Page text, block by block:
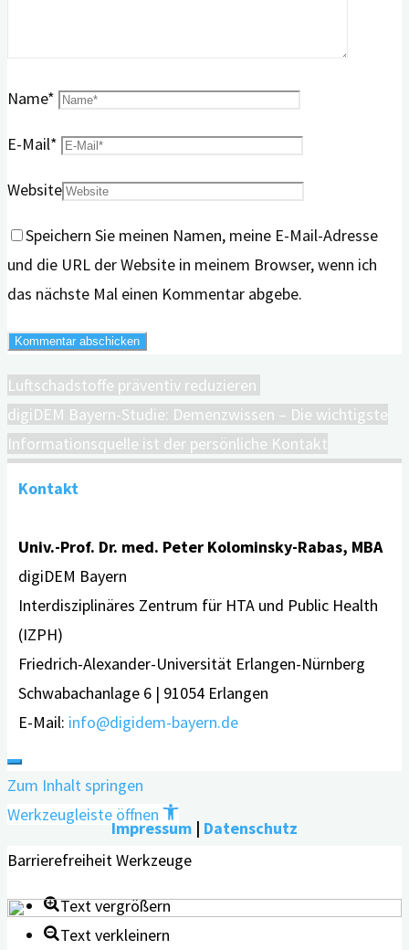
Name*
E-Mail*
Website
Speichern Sie meinen Namen, meine E-Mail-Adresse
und die URL der Website in meinem Browser, wenn ich
das nächste Mal einen Kommentar abgebe.
Luftschadstoffe präventiv reduzieren
digiDEM Bayern-Studie: Demenzwissen – Die wichtigste
Informationsquelle ist der persönliche Kontakt
Kontakt
Univ.-Prof. Dr. med. Peter Kolominsky-Rabas, MBA
digiDEM Bayern
Interdisziplinäres Zentrum für HTA und Public Health
(IZPH)
Friedrich-Alexander-Universität Erlangen-Nürnberg
Schwabachanlage 6 | 91054 Erlangen
E-Mail: info@digidem-bayern.de
Impressum | Datenschutz
Zum Inhalt springen
Werkzeugleiste öffnen
Barrierefreiheit Werkzeuge
Text vergrößern
Text verkleinern